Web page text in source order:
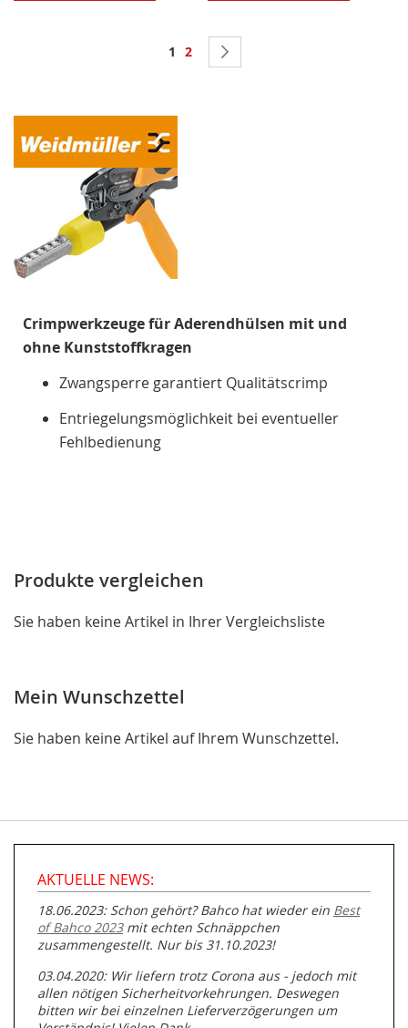
Seite
Sie lesen gerade Seite
1 Seite
2
Crimpwerkzeuge für Aderendhülsen mit und
ohne Kunststoffkragen
Zwangsperre garantiert Qualitätscrimp
Entriegelungsmöglichkeit bei eventueller
Fehlbedienung
Produkte vergleichen
Sie haben keine Artikel in Ihrer Vergleichsliste
Mein Wunschzettel
Sie haben keine Artikel auf Ihrem Wunschzettel.
AKTUELLE NEWS:
18.06.2023: Schon gehört? Bahco hat wieder ein Best
of Bahco 2023mit echten Schnäppchen
zusammengestellt. Nur bis 31.10.2023!
03.04.2020: Wir liefern trotz Corona aus - jedoch mit
allen nötigen Sicherheitvorkehrungen. Deswegen
bitten wir bei einzelnen Lieferverzögerungen um